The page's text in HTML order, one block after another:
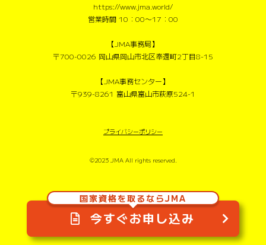
https://www.jma.world/
営業時間 10：00〜17：00
【JMA事務局】
〒700-0026 岡山県岡山市北区奉還町2丁目8-15
【JMA事務センター】
〒939-8261 富山県富山市萩原524-1
プライバシーポリシー
©2023 JMA All rights reserved.
国家資格を取るならJMA
今すぐお申し込み